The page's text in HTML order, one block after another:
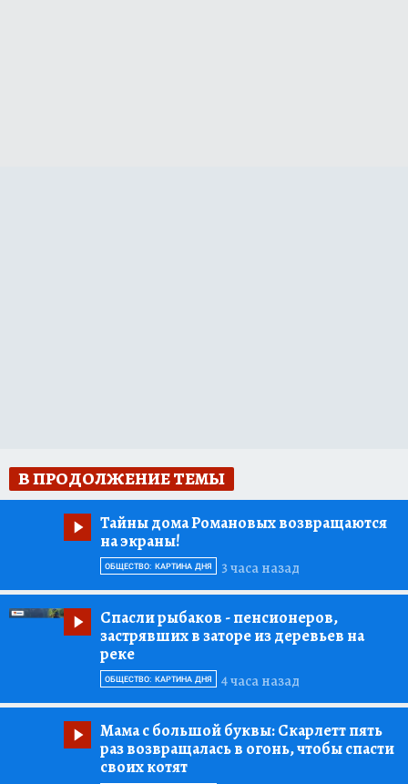
В ПРОДОЛЖЕНИЕ ТЕМЫ
Тайны дома Романовых возвращаются
на экраны!
3 часа назад
ОБЩЕСТВО: КАРТИНА ДНЯ
Спасли рыбаков - пенсионеров,
застрявших в заторе из деревьев на
реке
4 часа назад
ОБЩЕСТВО: КАРТИНА ДНЯ
Мама с большой буквы:Скарлетт пять
раз возвращалась в огонь, чтобы спасти
своих котят